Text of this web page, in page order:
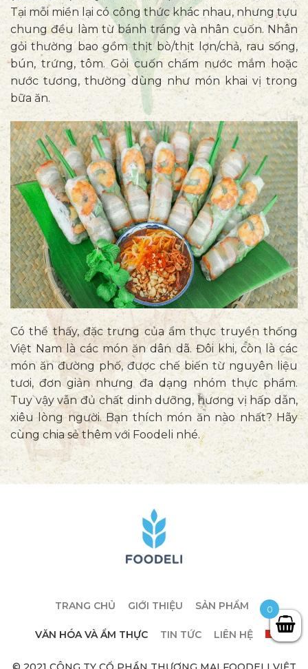
Tại mỗi miền lại có công thức khác nhau, nhưng tựu
chung đều làm từ bánh tráng và nhân cuốn. Nhân
gỏi thường bao gồm thịt bò/thịt lợn/chả, rau sống,
bún, trứng, tôm. Gỏi cuốn chấm nước mắm hoặc
nước tương, thường dùng như món khai vị trong
bữa ăn.
Có thể thấy, đặc trưng của ẩm thực truyền thống
Việt Nam là các món ăn dân dã. Đôi khi, còn là các
món ăn đường phố, được chế biến từ nguyên liệu
tươi, đơn giản nhưng đa dạng nhóm thực phẩm.
Tuy vậy vẫn đủ chất dinh dưỡng, hương vị hấp dẫn,
xiêu lòng người. Bạn thích món ăn nào nhất? Hãy
cùng chia sẻ thêm với Foodeli nhé.
TRANG CHỦ GIỚI THIỆU SẢN PHẨM
VĂN HÓA VÀ ẨM THỰC TIN TỨC LIÊN HỆ
0